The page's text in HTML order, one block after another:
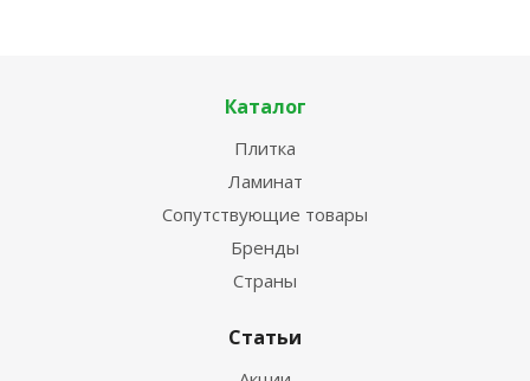
Каталог
Плитка
Ламинат
Сопутствующие товары
Бренды
Страны
Статьи